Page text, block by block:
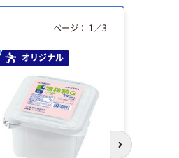
オリジナル
ページ： 1 ／3
次のスライドへ